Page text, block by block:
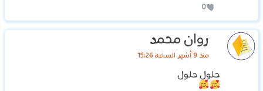
0
روان محمد
منذ 9 أشهر الساعة 15:26
حلول حلول